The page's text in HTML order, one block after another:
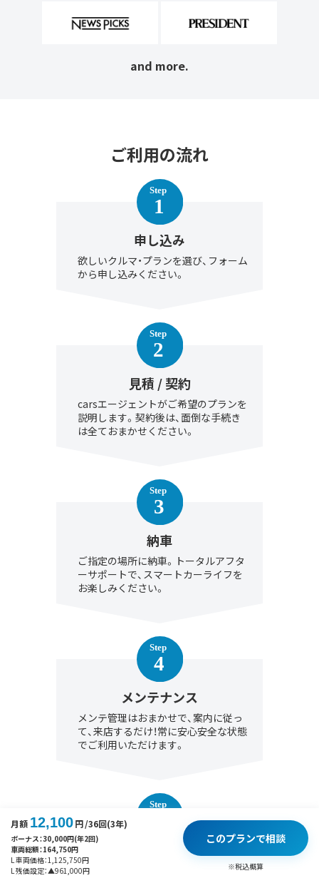
and more.
ご利用の流れ
申し込み
欲しいクルマ・プランを選び、フォーム
から申し込みください。
見積 / 契約
carsエージェントがご希望のプランを
説明します。契約後は、面倒な手続き
は全ておまかせください。
納車
ご指定の場所に納車。トータルアフタ
ーサポートで、スマートカーライフを
お楽しみください。
メンテナンス
メンテ管理はおまかせで、案内に従っ
て、来店するだけ！常に安心安全な状態
でご利用いただけます。
契約満了時は、「乗り換え」「延長」「買
月額 12,100円/36回(3年)
ボーナス：30,000円(年2回)
車両総額：164,750円
L 車両価格：1,125,750円
L 残価設定：▲961,000円
このプランで相談
※税込概算